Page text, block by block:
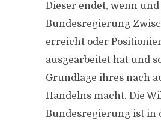
Dieser endet, wenn und
Bundesregierung
erreicht oder
ausgearbeitet hat und
Grundlage ihres nach
Handelns macht. Die
Bundesregierung ist in